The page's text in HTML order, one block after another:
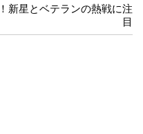
新星とベテランの熱戦に注
目